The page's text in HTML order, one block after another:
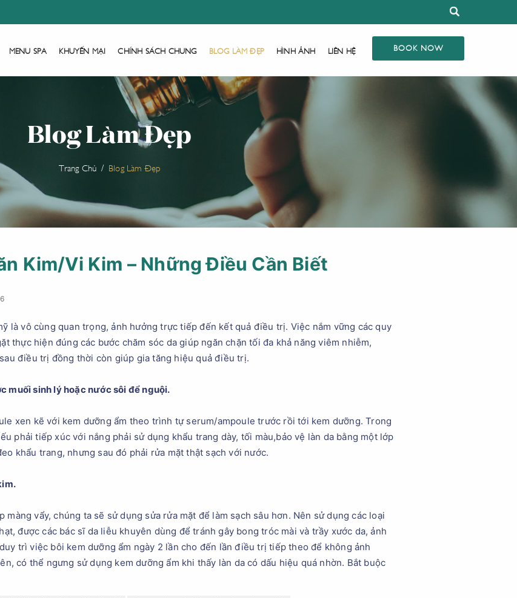
MENU SPA KHUYẾN MẠI CHÍNH SÁCH CHUNG BLOG LÀM ĐẸP HÌNH ẢNH LIÊN HỆ BOOK NOW
Blog Làm Đẹp
Trang Chủ Blog Làm Đẹp
Kim/Vi Kim – Những Điều Cần Biết
là vô cùng quan trọng, ảnh hưởng trực tiếp đến kết quả điều trị. Việc nắm vững các quy
thực hiện đúng các bước chăm sóc da giúp ngăn chặn tối đa khả năng viêm nhiễm,
điều trị đồng thời còn giúp gia tăng hiệu quả điều trị.
muối sinh lý hoặc nước sôi để nguội.
xen kẽ với kem dưỡng ẩm theo trình tự serum/ampoule trước rồi tới kem dưỡng. Trong
phải tiếp xúc với nắng phải sử dụng khẩu trang dày, tối màu,bảo vệ làn da bằng một lớp
khẩu trang, nhưng sau đó phải rửa mặt thật sạch với nước.
vẩy, chúng ta sẽ sử dụng sửa rửa mặt để làm sạch sâu hơn. Nên sử dụng các loại
được các bác sĩ da liễu khuyên dùng để tránh gây bong tróc mài và trầy xước da, ảnh
trì việc bôi kem dưỡng ẩm ngày 2 lần cho đến lần điều trị tiếp theo để không ảnh
có thể ngưng sử dụng kem dưỡng ẩm khi thấy làn da có dấu hiệu quá nhờn. Bắt buộc